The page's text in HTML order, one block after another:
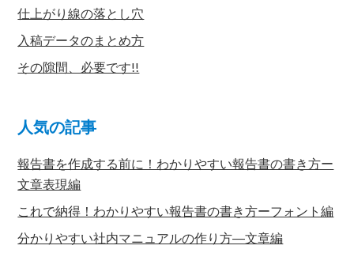
仕上がり線の落とし穴
入稿データのまとめ方
その隙間、必要です!!
人気の記事
報告書を作成する前に！わかりやすい報告書の書き方ー
文章表現編
これで納得！わかりやすい報告書の書き方ーフォント編
分かりやすい社内マニュアルの作り方―文章編